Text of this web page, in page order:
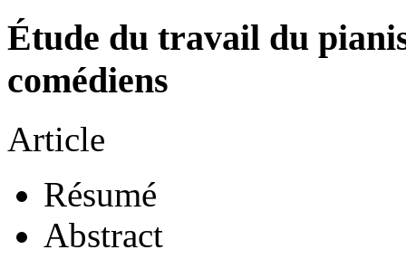
Étude du travail du
comédiens
Article
Résumé
Abstract